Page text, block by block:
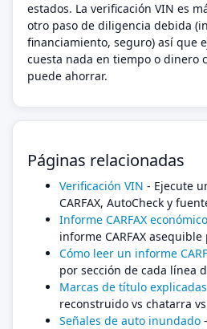
estados. La verificación VIN es
otro paso de diligencia debida
financiamiento, seguro) así que
cuesta nada en tiempo o dinero
puede ahorrar.
Páginas relacionadas
Verificación VIN - Ejecute
CARFAX, AutoCheck y
Informe CARFAX económico
informe CARFAX asequible
Cómo leer un informe
por sección de cada línea
Marcas de título explicadas
reconstruido vs chatarra
Señales de auto inundado